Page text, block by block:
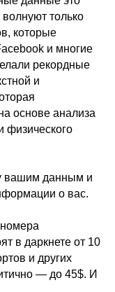
волнуют только
которые
и многие
рекордные
и
основе анализа
физического
вашим данным и
о вас.
в даркнете от 10
и других
— до 45$. И